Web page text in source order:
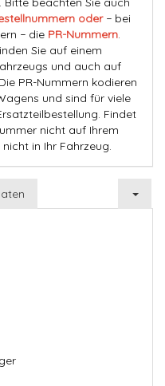
oder− bei
− die PR-Nummern
Sie auf einem
und auch auf
PR-Nummern kodieren
und sind für viele
Findet
nicht auf Ihrem
in Ihr Fahrzeug.